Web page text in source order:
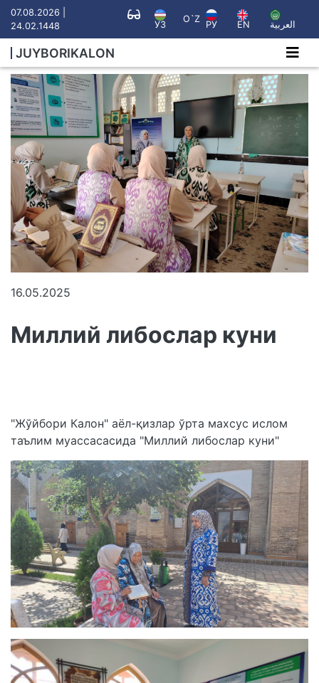
07.08.2026 |
24.02.1448
УЗ
O`Z
РУ EN العربية
JUYBORIKALON
16.05.2025
Миллий либослар куни
"Жўйбори Калон" аёл-қизлар ўрта махсус ислом
таълим муассасасида "Миллий либослар куни"